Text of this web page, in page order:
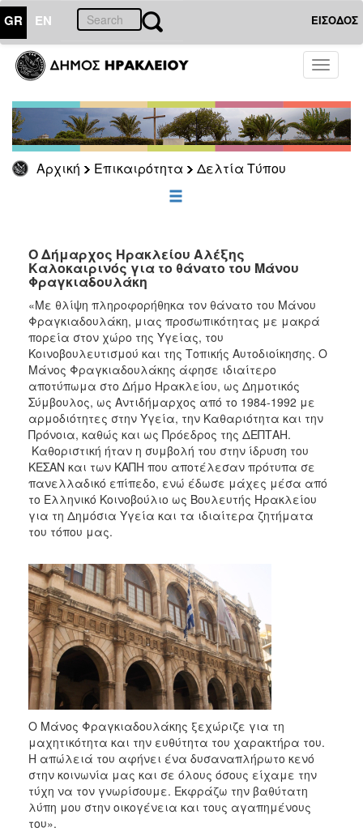
GR EN ΕΙΣΟΔΟΣ
Toggle
Αρχική Επικαιρότητα Δελτία Τύπου
ΕΠΙΚΑΙΡΟΤΗΤΑ
Τύπου
Αρχείο
ΕΠΙΣΚΕΠΤΗΣ
ΗΡΑΚΛΕΙΟ
Ο Δήμαρχος Ηρακλείου Αλέξης
Καλοκαιρινός για το θάνατο του Μάνου
Φραγκιαδουλάκη
«Με θλίψη πληροφορήθηκα τον θάνατο του Μάνου
Φραγκιαδουλάκη, μιας προσωπικότητας με μακρά
πορεία στον χώρο της Υγείας, του
Κοινοβουλευτισμού και της Τοπικής Αυτοδιοίκησης. Ο
Μάνος Φραγκιαδουλάκης άφησε ιδιαίτερο
αποτύπωμα στο Δήμο Ηρακλείου, ως Δημοτικός
Σύμβουλος, ως Αντιδήμαρχος από το 1984-1992 με
αρμοδιότητες στην Υγεία, την Καθαριότητα και την
Πρόνοια, καθώς και ως Πρόεδρος της ΔΕΠΤΑΗ.
Καθοριστική ήταν η συμβολή του στην ίδρυση του
ΚΕΣΑΝ και των ΚΑΠΗ που αποτέλεσαν πρότυπα σε
πανελλαδικό επίπεδο, ενώ έδωσε μάχες μέσα από
το Ελληνικό Κοινοβούλιο ως Βουλευτής Ηρακλείου
για τη Δημόσια Υγεία και τα ιδιαίτερα ζητήματα
του τόπου μας.
Ο Μάνος Φραγκιαδουλάκης ξεχώριζε για τη
μαχητικότητα και την ευθύτητα του χαρακτήρα του.
Η απώλειά του αφήνει ένα δυσαναπλήρωτο κενό
στην κοινωνία μας και σε όλους όσους είχαμε την
τύχη να τον γνωρίσουμε. Εκφράζω την βαθύτατη
λύπη μου στην οικογένεια και τους αγαπημένους
του».